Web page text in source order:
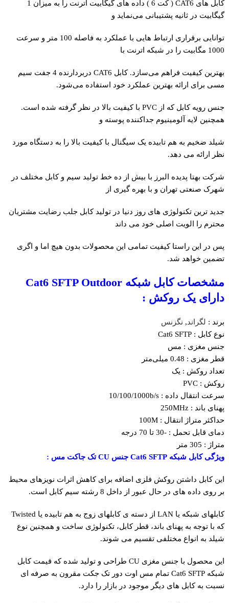
کابل های CAT6 ( کت 6 ) داده های گیگابیت اترنت را به میزان 1
گیگابیت در ثانیه پشتیبانی می‌نماید و
توانایی برقراری ارتباط هایی با عملکرد به فاصله 100 متر و سرعت
1000 مگابیت را در شبکه اترنت با
بهترین کیفیت فراهم می‌سازد. کابل CAT6 دربردارنده 4 جفت سیم
مسی برای ارائه بهترین عملکرد خود استفاده می‌شود.
جنس رویه کابل که از PVC با کیفیت بالا در نظر گرفته شده است.
همچنین لایه آلومینیوم جداکننده پوسته و
شیلد ضخیم به هم تابیده یک سیگنال با کیفیت بالا را به دستگاه مورد
نظر ارائه می دهد.
شرکت بهتا پدیده البرز با بیش از ده خط تولید سیم و کابل مختلف در
شهرک صنعتی تهران و با بهره گیری از
جدید ترین تکنولوژی های روز دنیا در تولید کابل جلب رضایت مشتریان
محترم را الویت اصلی خود می داند
پس در این راستا کیفیت تمامی این محصولات بدون هیچ اما و اگری
تضمین خواهد شد.
مشخصات کابل شبکه Cat6 SFTP Outdoor
دارای یک روکش :
برند : لگراند, نگزنس
نوع کابل : Cat6 SFTP
جنس مغزی : مس
قطر مغزی : 0.48 میلی‌متر
تعداد روکش : یک
روکش : PVC
سرعت انتقال داده : 10/100/1000b/s
پهنای باند : 250MHz
حداکثر متراژ انتقال : 100M
دمای قابل تحمل : -30 تا 70 درجه
متراژ : 305 متر
ویژگی کابل شبکه Cat6 SFTP جنس CU تک جاکت مس :
این کابل داشتن روکش فلزی اضافه برای کاهش اثرات نویزهای محیط
بر روی داده های در حال عبور از داخل 8 رشته سیم کابل است.
کابلهای شبکه یا LAN از دسته ی کابلهای زوج به هم تابیده یا Twisted
که با توجه به پهنای باند، قطر کابل، تکنولوژی ساخت و همچنین نوع
شیلد به انواع مختلفی تقسیم می شوند.
این محصول با جنس مغزی CU طراحی و تولید شده که قیمت کابل
شبکه Cat6 SFTP تمام مس اوت دور تک جکت مقرون به صرفه ای
نسبت به کابل های دیگر موجود در بازار را دارد.